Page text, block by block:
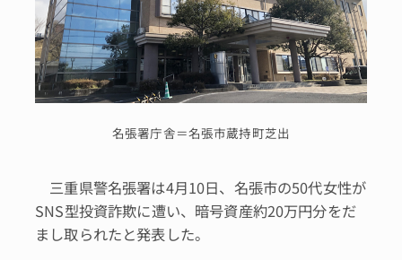
名張署庁舎＝名張市蔵持町芝出
三重県警名張署は4月10日、名張市の50代女性が
SNS型投資詐欺に遭い、暗号資産約20万円分をだ
まし取られたと発表した。